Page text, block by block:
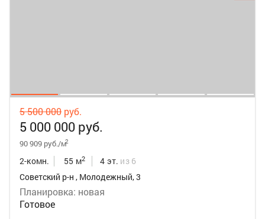
5 500 000 руб.
5 000 000 руб.
90 909 руб./м2
2-комн. 55 м2 4 эт. из 6
Советский р-н , Молодежный, 3
Планировка: новая
Готовое